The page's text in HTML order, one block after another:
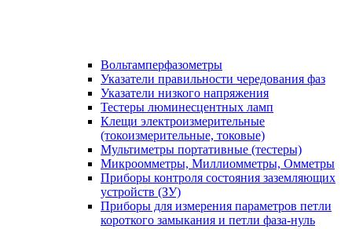
Вольтамперфазометры
Указатели правильности чередования фаз
Указатели низкого напряжения
Тестеры люминесцентных ламп
Клещи электроизмерительные
(токоизмерительные, токовые)
Мультиметры портативные (тестеры)
Микроомметры, Миллиомметры, Омметры
Приборы контроля состояния заземляющих
устройств (ЗУ)
Приборы для измерения параметров петли
короткого замыкания и петли фаза-нуль